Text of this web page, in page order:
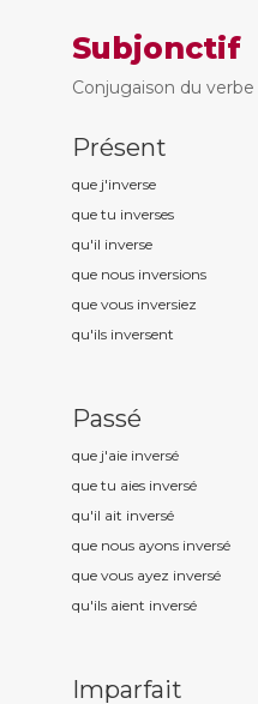
Subjonctif
Conjugaison du
Présent
que j'inverse
que tu inverses
qu'il inverse
que nous inversions
que vous inversiez
qu'ils inversent
Passé
que j'aie inversé
que tu aies inversé
qu'il ait inversé
que nous ayons inversé
que vous ayez inversé
qu'ils aient inversé
Imparfait